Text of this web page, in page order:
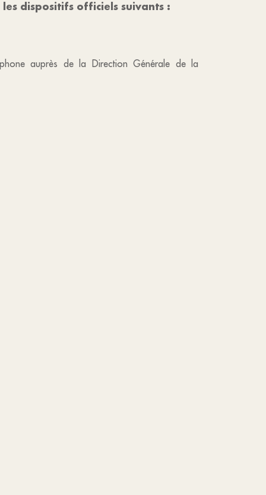
dispositifs officiels suivants :
auprès de la Direction Générale de la